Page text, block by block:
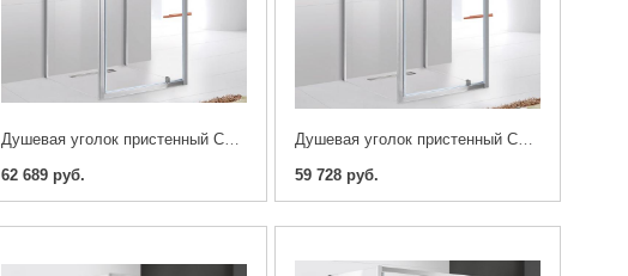
Душевая уголок пристенный CEZARES MOLVENO-BA2-90/90-C-Cr-IV 90x90x1950
62 689 руб.
Душевая уголок пристенный CEZARES MOLVENO-BA2-90/80-C-Cr-IV 90x80x195
59 728 руб.